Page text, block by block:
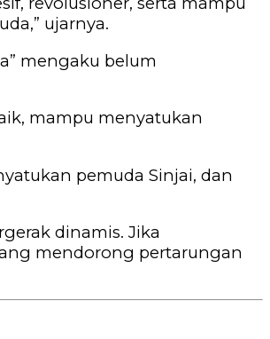
ujarnya.
mengaku belum
mampu menyatukan
pemuda Sinjai, dan
dinamis. Jika
mendorong pertarungan